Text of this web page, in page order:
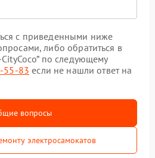
с приведенными ниже
либо обратиться в
по следующему
55-83 если не нашли ответ на
вопросы
электросамокатов